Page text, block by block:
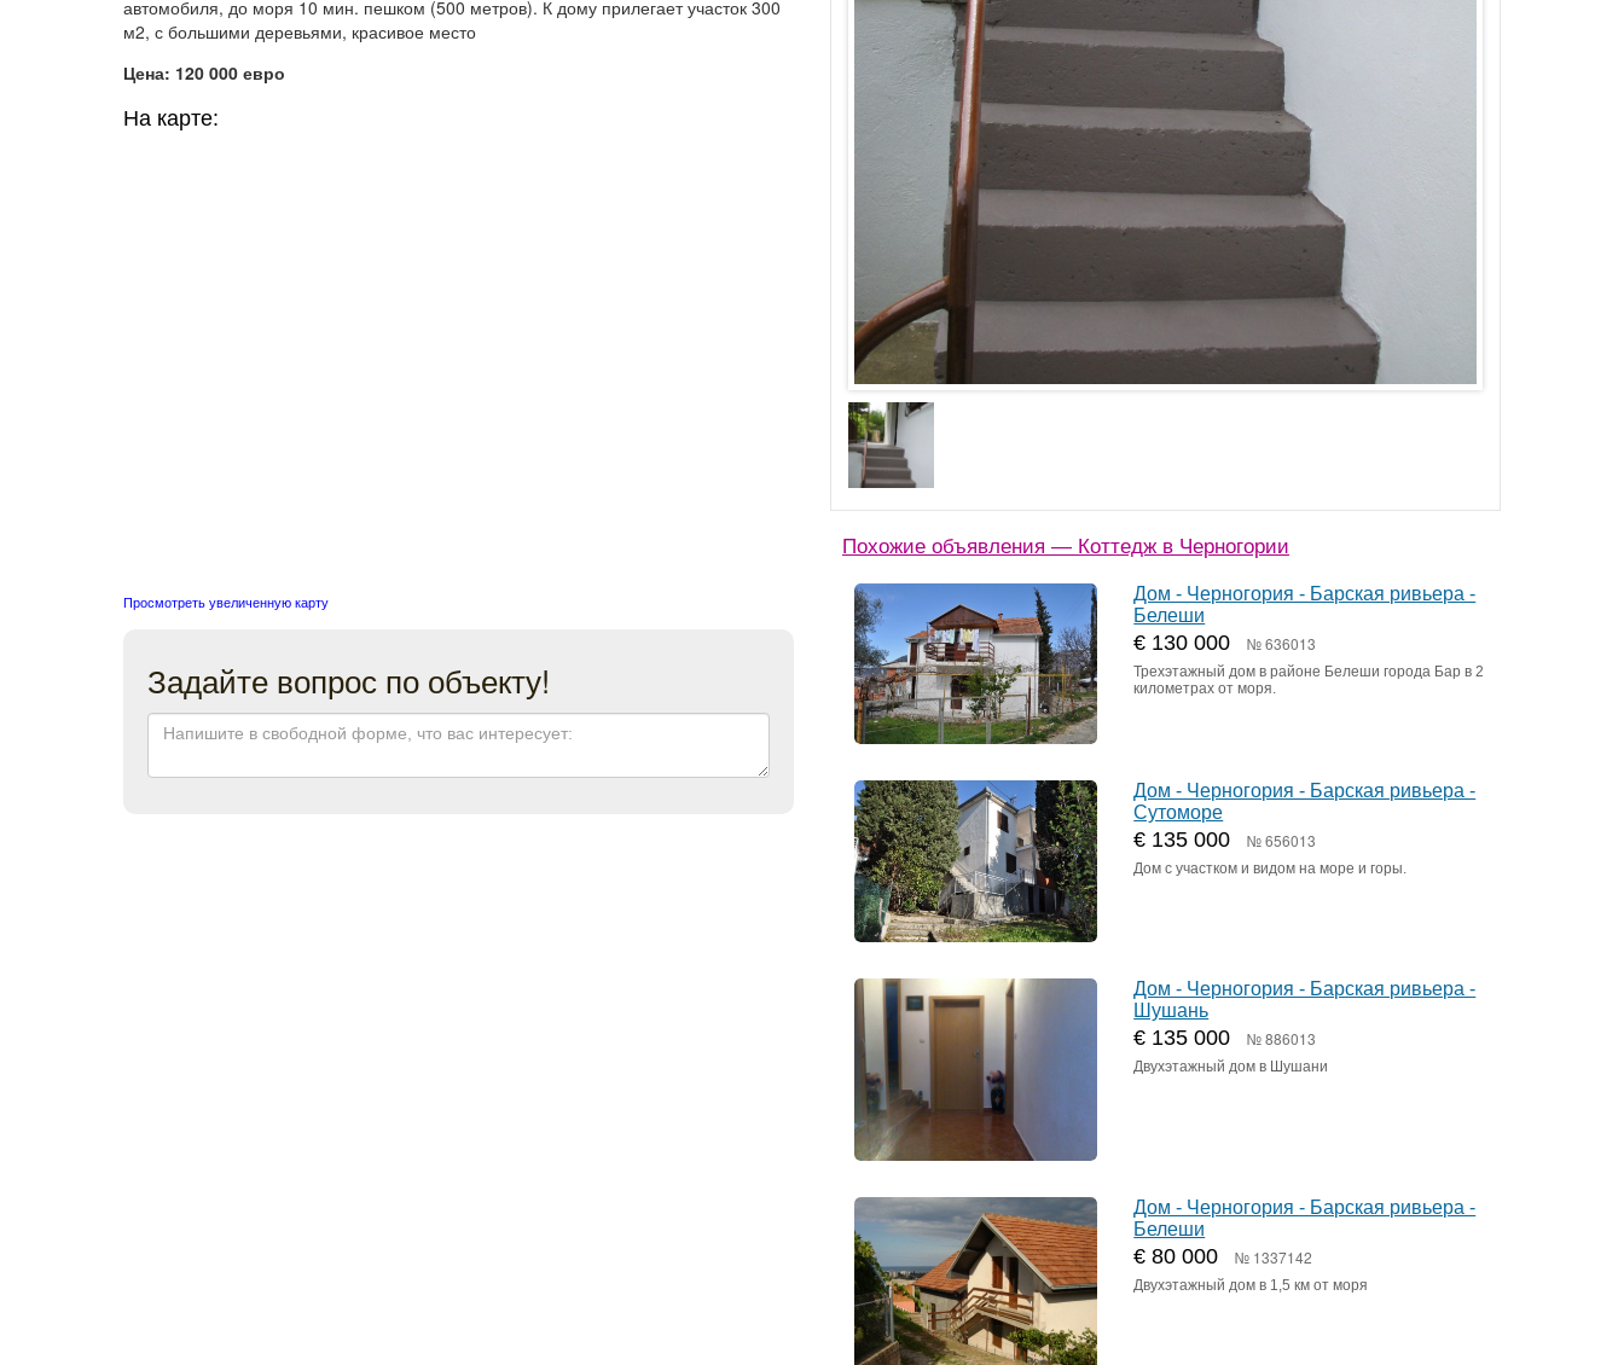
автомобиля, до моря 10 мин. пешком (500 метров). К дому прилегает участок 300
м2, с большими деревьями, красивое место
Цена: 120 000 евро
На карте:
Просмотреть увеличенную карту
Задайте вопрос по объекту!
Похожие объявления — Коттедж в Черногории
Дом - Черногория - Барская ривьера -
Белеши
€ 130 000 № 636013
Трехэтажный дом в районе Белеши города Бар в 2
километрах от моря.
Дом - Черногория - Барская ривьера -
Сутоморе
€ 135 000 № 656013
Дом с участком и видом на море и горы.
Дом - Черногория - Барская ривьера -
Шушань
€ 135 000 № 886013
Двухэтажный дом в Шушани
Дом - Черногория - Барская ривьера -
Белеши
€ 80 000 № 1337142
Двухэтажный дом в 1,5 км от моря